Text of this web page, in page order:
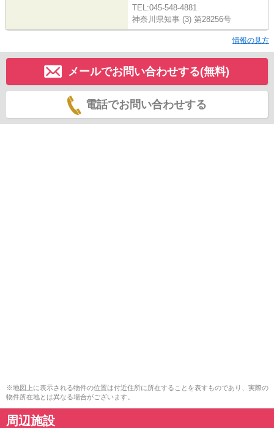
TEL:045-548-4881
神奈川県知事 (3) 第28256号
情報の見方
メールでお問い合わせする(無料)
電話でお問い合わせする
※地図上に表示される物件の位置は付近住所に所在することを表すものであり、実際の
物件所在地とは異なる場合がございます。
周辺施設